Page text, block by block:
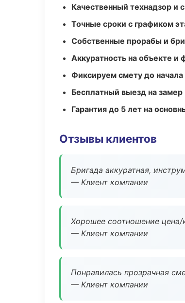
Качественный технадзор и
Точные сроки с графиком
Собственные прорабы и
Аккуратность на объекте и
Фиксируем смету до начала
Бесплатный выезд на
Гарантия до 5 лет на
Отзывы клиентов
Бригада аккуратная,
— Клиент компании
Хорошее соотношение
— Клиент компании
Понравилась прозрачная
— Клиент компании